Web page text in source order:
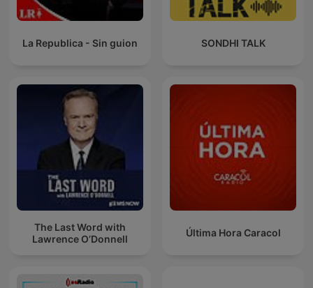
La Republica - Sin guion SONDHI TALK
The Last Word with
Lawrence O’Donnell
Última Hora Caracol